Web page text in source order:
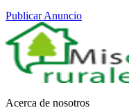
Publicar Anuncio
Acerca de nosotros